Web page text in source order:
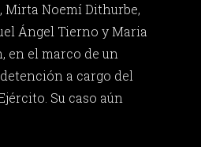
Mirta Noemí Dithurbe,
Ángel Tierno y Maria
en el marco de un
a cargo del
Su caso aún